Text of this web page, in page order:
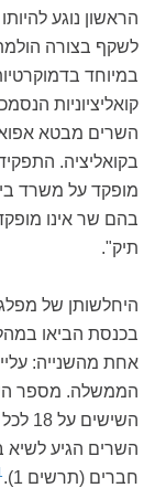
הראשון נוגע
לשקף בצורה
במיוחד
קואליציוניות
השרים מבטא
בקואליציה.
מופקד על משרד
בהם שר אינו
תיק".
היחלשותן של
בכנסת הביאו
אחת מהשנייה:
הממשלה. מספר
חברים (תרשים 1).